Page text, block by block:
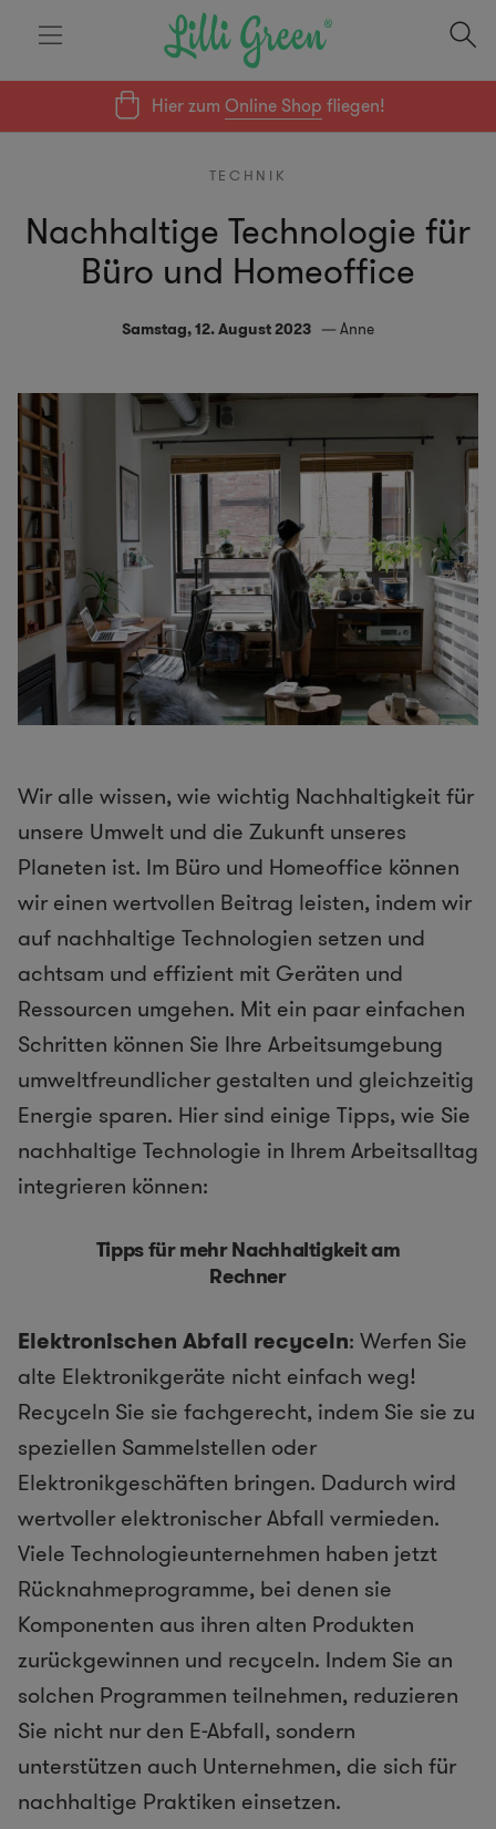
Hier zumOnline Shop fliegen!
TECHNIK
Nachhaltige Technologie für
Büro und Homeoffice
Samstag, 12. August 2023 Anne
Wir alle wissen, wie wichtig Nachhaltigkeit für
unsere Umwelt und die Zukunft unseres
Planeten ist. Im Büro und Homeoffice können
wir einen wertvollen Beitrag leisten, indem wir
auf nachhaltige Technologien setzen und
achtsam und effizient mit Geräten und
Ressourcen umgehen. Mit ein paar einfachen
Schritten können Sie Ihre Arbeitsumgebung
umweltfreundlicher gestalten und gleichzeitig
Energie sparen. Hier sind einige Tipps, wie Sie
nachhaltige Technologie in Ihrem Arbeitsalltag
integrieren können:
Tipps für mehr Nachhaltigkeit am
Rechner
Elektronischen Abfall recyceln: Werfen Sie
alte Elektronikgeräte nicht einfach weg!
Recyceln Sie sie fachgerecht, indem Sie sie zu
speziellen Sammelstellen oder
Elektronikgeschäften bringen. Dadurch wird
wertvoller elektronischer Abfall vermieden.
Viele Technologieunternehmen haben jetzt
Rücknahmeprogramme, bei denen sie
Komponenten aus ihren alten Produkten
zurückgewinnen und recyceln. Indem Sie an
solchen Programmen teilnehmen, reduzieren
Sie nicht nur den E-Abfall, sondern
unterstützen auch Unternehmen, die sich für
nachhaltige Praktiken einsetzen.